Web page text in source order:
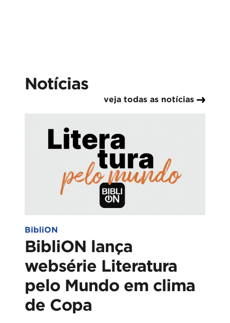
Notícias
veja todas as notícias
BibliON
BibliON lança
websérie Literatura
pelo Mundo em clima
de Copa